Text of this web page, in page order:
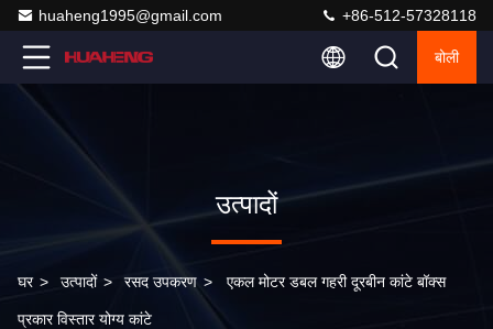
huaheng1995@gmail.com +86-512-57328118
बोली
उत्पादों
घर > उत्पादों > रसद उपकरण > एकल मोटर डबल गहरी दूरबीन कांटे बॉक्स
प्रकार विस्तार योग्य कांटे